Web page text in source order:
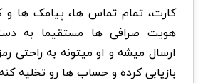
کارت، تمام تماس ها، پیامک ها و
هویت صرافی ها مستقیما به
ارسال میشه و او میتونه به راحتی
بازیابی کرده و حساب ها رو تخلیه